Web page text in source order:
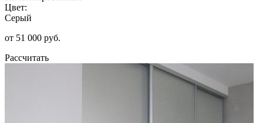
Цвет:
Серый
от 51 000 руб.
Рассчитать